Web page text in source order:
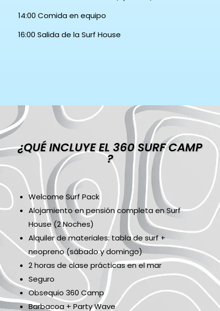
14:00 Comida en equipo
16:00 Salida de la Surf House
¿QUÉ INCLUYE EL 360 SURF CAMP
?
Welcome Surf Pack
Alojamiento en pensión completa en Surf
House (2 Noches)
Alquiler de materiales: tabla de surf +
neopreno (sábado y domingo)
2 horas de clase prácticas en el mar
Seguro
Obsequio 360 Camp
Barbacoa + Party Wave